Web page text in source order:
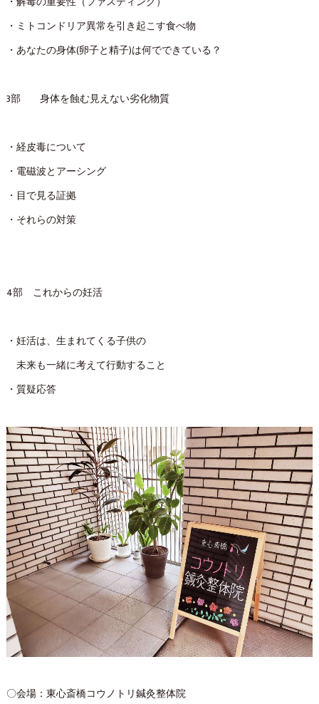
・ミトコンドリア異常を引き起こす食べ物
・あなたの身体(卵子と精子)は何でできている？
3部 身体を蝕む見えない劣化物質
・経皮毒について
・電磁波とアーシング
・目で見る証拠
・それらの対策
4部 これからの妊活
・妊活は、生まれてくる子供の
未来も一緒に考えて行動すること
・質疑応答
〇会場：東心斎橋コウノトリ鍼灸整体院